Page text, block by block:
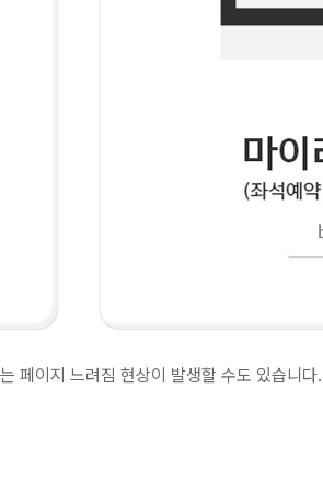
페이지 느려짐 현상이 발생할 수도 있습니다.